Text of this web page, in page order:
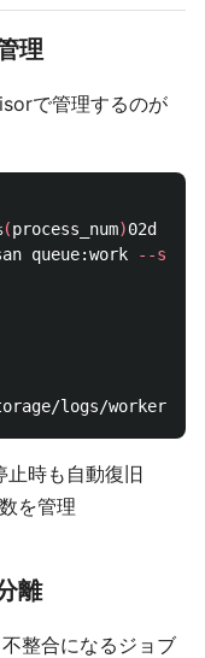
理
で管理するのが
(process_num)
queue:work
--sleep
止時も自動復旧
を管理
離
整合になるジョブ